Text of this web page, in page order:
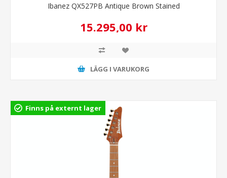
Ibanez QX527PB Antique Brown Stained
15.295,00 kr
LÄGG I VARUKORG
Finns på externt lager